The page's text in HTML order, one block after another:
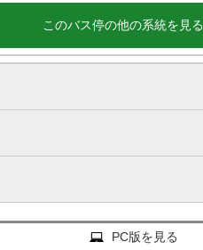
このバス停の他の系統を見る
PC版を見る